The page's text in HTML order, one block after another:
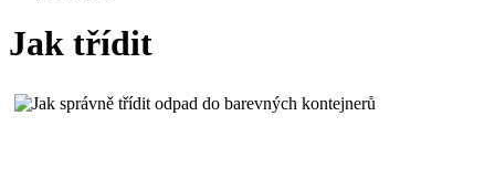
Jak třídit